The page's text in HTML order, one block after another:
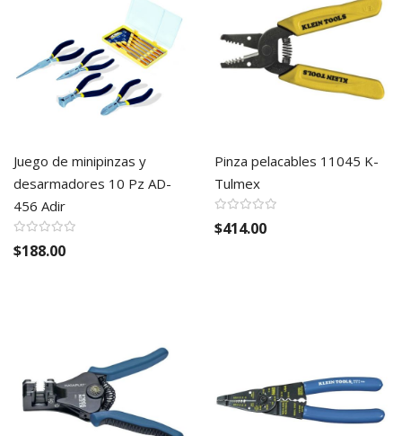
Juego de minipinzas y
desarmadores 10 Pz AD-
456 Adir
$188.00
Pinza pelacables 11045 K-
Tulmex
$414.00